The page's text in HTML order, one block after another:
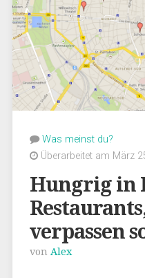
Was meinst du?
Überarbeitet am März
Hungrig in
verpassen
von Alex